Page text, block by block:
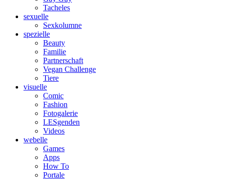
Tacheles
sexuelle
Sexkolumne
spezielle
Beauty
Familie
Partnerschaft
Vegan Challenge
Tiere
visuelle
Comic
Fashion
Fotogalerie
LESgenden
Videos
webelle
Games
Apps
How To
Portale